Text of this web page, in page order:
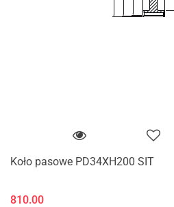
Koło pasowe PD34XH200 SIT
810.00